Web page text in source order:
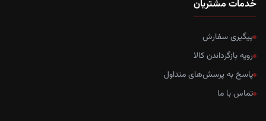
خدمات مشتریان
پیگیری سفارش
رویه بازگرداندن کالا
پاسخ به پرسش‌های متداول
تماس با ما